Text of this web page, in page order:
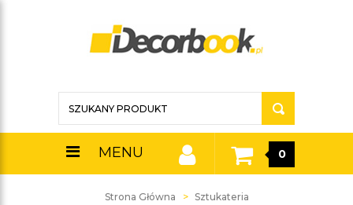
MENU 0
Strona Główna
Sztukateria